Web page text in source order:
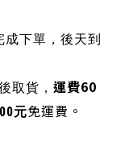
成下單，後天到
取貨， 運費60
元免運費。